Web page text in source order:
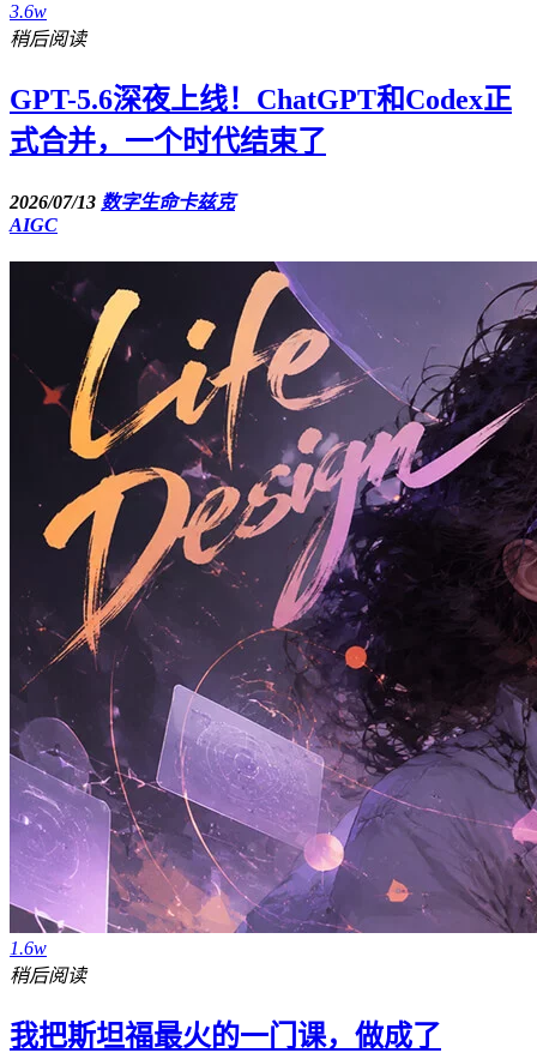
3.6w
稍后阅读
GPT-5.6深夜上线！ChatGPT和Codex正
式合并，一个时代结束了
2026/07/13 数字生命卡兹克
AIGC
1.6w
稍后阅读
我把斯坦福最火的一门课，做成了